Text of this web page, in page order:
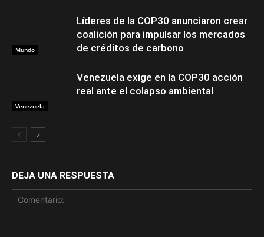
Mundo
Líderes de la COP30 anunciaron crear
coalición para impulsar los mercados
de créditos de carbono
Venezuela
Venezuela exige en la COP30 acción
real ante el colapso ambiental
DEJA UNA RESPUESTA